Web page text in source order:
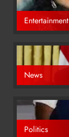
Entertainment
News
Politics